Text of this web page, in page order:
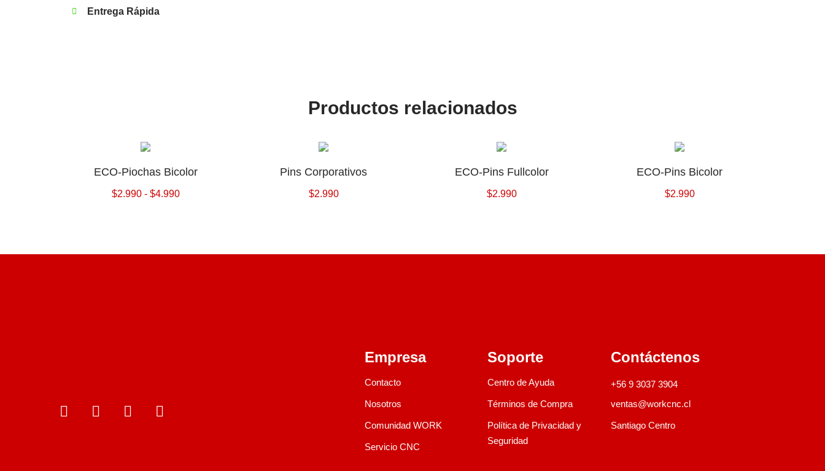
Entrega Rápida
Productos relacionados
ECO-Piochas Bicolor
$2.990 - $4.990
Pins Corporativos
$2.990
ECO-Pins Fullcolor
$2.990
ECO-Pins Bicolor
$2.990
Empresa
Contacto
Nosotros
Comunidad WORK
Servicio CNC
Soporte
Centro de Ayuda
Términos de Compra
Política de Privacidad y
Seguridad
Contáctenos
+56 9 3037 3904
ventas@workcnc.cl
Santiago Centro